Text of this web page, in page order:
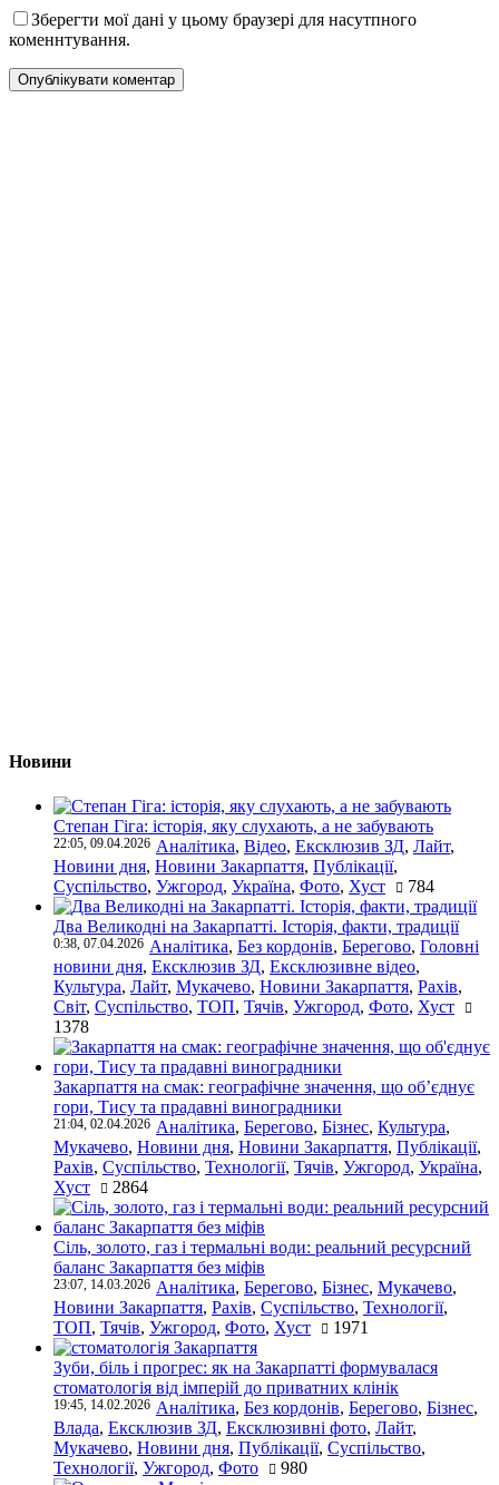
Зберегти мої дані у цьому браузері для насутпного
коменнтування.
Новини
Степан Гіга: історія, яку слухають, а не забувають
22:05, 09.04.2026 Аналітика, Відео, Ексклюзив ЗД, Лайт,
Новини дня, Новини Закарпаття, Публікації,
Суспільство, Ужгород, Україна, Фото, Хуст 784
Два Великодні на Закарпатті. Історія, факти, традиції
0:38, 07.04.2026 Аналітика, Без кордонів, Берегово, Головні
новини дня, Ексклюзив ЗД, Ексклюзивне відео,
Культура, Лайт, Мукачево, Новини Закарпаття, Рахів,
Світ, Суспільство, ТОП, Тячів, Ужгород, Фото, Хуст
1378
Закарпаття на смак: географічне значення, що об’єднує
гори, Тису та прадавні виноградники
21:04, 02.04.2026 Аналітика, Берегово, Бізнес, Культура,
Мукачево, Новини дня, Новини Закарпаття, Публікації,
Рахів, Суспільство, Технології, Тячів, Ужгород, Україна,
Хуст
2864
Сіль, золото, газ і термальні води: реальний ресурсний
баланс Закарпаття без міфів
23:07, 14.03.2026 Аналітика, Берегово, Бізнес, Мукачево,
Новини Закарпаття, Рахів, Суспільство, Технології,
ТОП, Тячів, Ужгород, Фото, Хуст 1971
Зуби, біль і прогрес: як на Закарпатті формувалася
стоматологія від імперій до приватних клінік
19:45, 14.02.2026 Аналітика, Без кордонів, Берегово, Бізнес,
Влада, Ексклюзив ЗД, Ексклюзивні фото, Лайт,
Мукачево, Новини дня, Публікації, Суспільство,
Технології, Ужгород, Фото 980